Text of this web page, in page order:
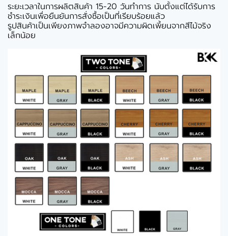
ระยะเวลาในการผลิตสินค้า 15-20 วันทำการ นับตั้งแต่ได้รับการ
ชำระเงินเพื่อยืนยันการสั่งซื้อเป็นที่เรียบร้อยแล้ว
รูปสินค้าเป็นเพียงภาพจำลองอาจมีความผิดเพี้ยนจากสีไม้จริง
เล็กน้อย